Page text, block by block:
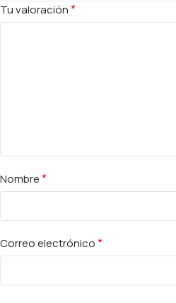
Tu valoración*
Nombre*
Correo electrónico*